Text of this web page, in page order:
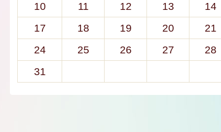
10
11 12 13
14
17
18 19 20
21
24
25 26 27
28
31